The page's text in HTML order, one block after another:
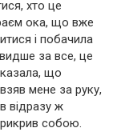
хто це
ока, що вже
і побачила
за все, це
що
мене за руку,
відразу ж
собою.